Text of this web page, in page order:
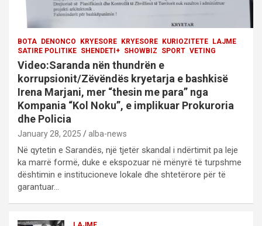
BOTA DENONCO KRYESORE KRYESORE KURIOZITETE
LAJME
SATIRE POLITIKE SHENDETI+ SHOWBIZ SPORT VETING
Video:Saranda nën thundrën e
korrupsionit/Zëvëndës kryetarja e bashkisë
Irena Marjani, mer “thesin me para” nga
Kompania “Kol Noku”, e implikuar Prokuroria
dhe Policia
January 28, 2025 alba-news
Në qytetin e Sarandës, një tjetër skandal i ndërtimit pa leje
ka marrë formë, duke e ekspozuar në mënyrë të turpshme
dështimin e institucioneve lokale dhe shtetërore për të
garantuar…